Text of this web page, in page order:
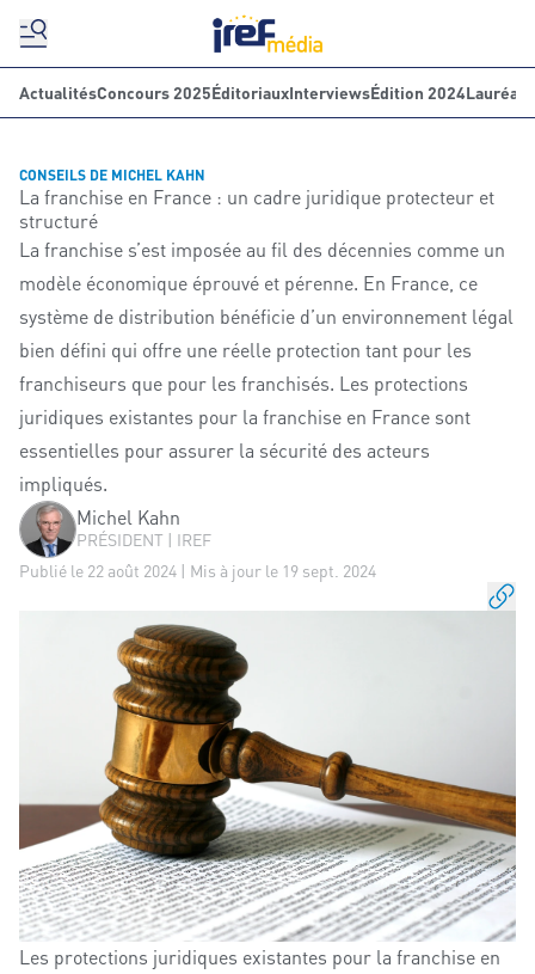
ActualitésConcours 2025ÉditoriauxInterviewsÉdition 2024
CONSEILS DE MICHEL KAHN
La franchise en France : un cadre juridique protecteur et
structuré
La franchise s’est imposée au fil des décennies comme un
modèle économique éprouvé et pérenne. En France, ce
système de distribution bénéficie d’un environnement légal
bien défini qui offre une réelle protection tant pour les
franchiseurs que pour les franchisés. Les protections
juridiques existantes pour la franchise en France sont
essentielles pour assurer la sécurité des acteurs
impliqués.
Michel Kahn
PRÉSIDENT | IREF
Publié le 22 août 2024 | Mis à jour le 19 sept. 2024
Les protections juridiques existantes pour la franchise en